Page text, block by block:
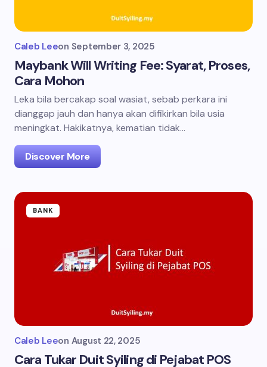
Caleb Leeon September 3, 2025
Maybank Will Writing Fee: Syarat, Proses,
Cara Mohon
Leka bila bercakap soal wasiat, sebab perkara ini
dianggap jauh dan hanya akan difikirkan bila usia
meningkat. Hakikatnya, kematian tidak…
Discover More
BANK
Caleb Leeon August 22, 2025
Cara Tukar Duit Syiling di Pejabat POS